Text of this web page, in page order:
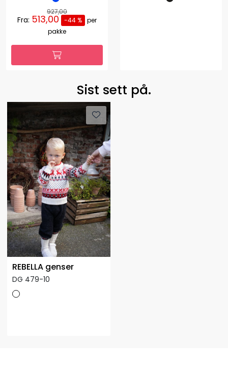
927,00
Fra: 513,00 -44 % per
pakke
Sist sett på.
REBELLA genser
DG 479-10